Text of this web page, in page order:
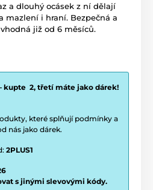
a dlouhý ocásek z ní dělají
mazlení i hraní. Bezpečná a
již od 6 měsíců.
– kupte 2, třetí máte jako dárek!
které splňují podmínky a
nás jako dárek.
2PLUS1
s jinými slevovými kódy.